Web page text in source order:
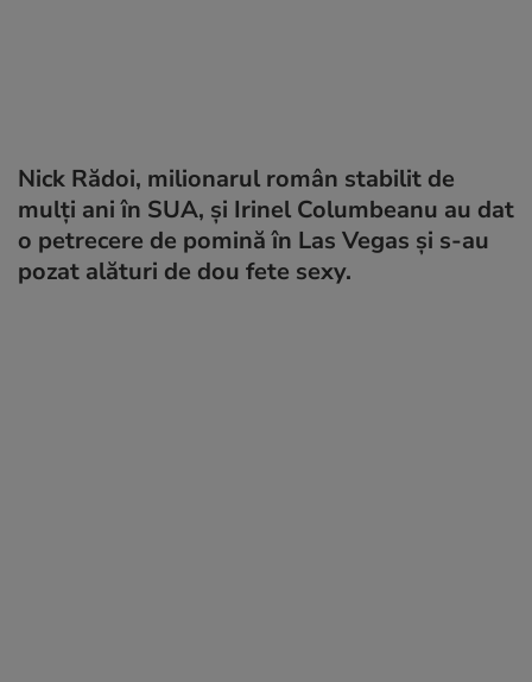
Nick Rădoi, milionarul român stabilit de
mulți ani în SUA, și Irinel Columbeanu au dat
o petrecere de pomină în Las Vegas și s-au
pozat alături de dou fete sexy.